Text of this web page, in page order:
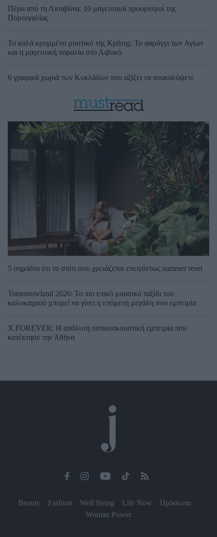
Πέρα από τη Λισαβόνα: 10 μαγευτικοί προορισμοί της
Πορτογαλίας
Το καλά κρυμμένο μυστικό της Κρήτης: Το φαράγγι των Αγίων
και η μαγευτική παραλία στο Λιβυκό
6 γραφικά χωριά των Κυκλάδων που αξίζει να ανακαλύψετε
5 σημάδια ότι το σπίτι σου χρειάζεται επειγόντως summer reset
Tomorrowland 2026: Το πιο επικό μουσικό ταξίδι του
καλοκαιριού μπορεί να γίνει η επόμενη μεγάλη σου εμπειρία
X.FOREVER: Η απόλυτη οπτικοακουστική εμπειρία που
κατέκτησε την Αθήνα
Beauty Fashion Well Being Life Now
Πρόσωπα
Woman Power